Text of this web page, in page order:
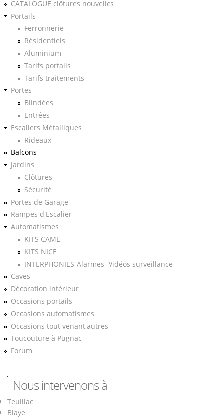
CATALOGUE clôtures nouvelles
Portails
Ferronnerie
Résidentiels
Aluminium
Tarifs portails
Tarifs traitements
Portes
Blindées
Entrées
Escaliers Métalliques
Rideaux
Balcons
Jardins
Clôtures
Sécurité
Portes de Garage
Rampes d'Escalier
Automatismes
KITS CAME
KITS NICE
INTERPHONIES-Alarmes- Vidéos surveillance
Caves
Décoration intèrieur
Occasions portails
Occasions automatismes
Occasions tout venant,autres
Toucouture à Pugnac
Forum
Nous intervenons à :
Teuillac
Blaye